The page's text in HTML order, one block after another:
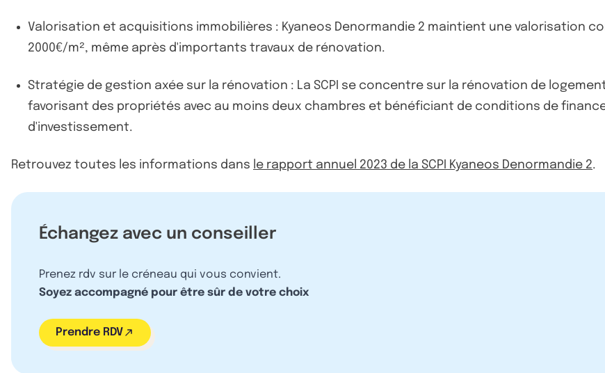
Valorisation et acquisitions immobilières : Kyaneos Denormandie 2 maintient une valorisation
2000€/m², même après d'importants travaux de rénovation.
Stratégie de gestion axée sur la rénovation : La SCPI se concentre sur la rénovation de
favorisant des propriétés avec au moins deux chambres et bénéficiant de conditions de
d'investissement.
Retrouvez toutes les informations dans le rapport annuel 2023 de la SCPI Kyaneos Denormandie 2.
Échangez avec un conseiller
Prenez rdv sur le créneau qui vous convient.
Soyez accompagné pour être sûr de votre choix
Prendre RDV